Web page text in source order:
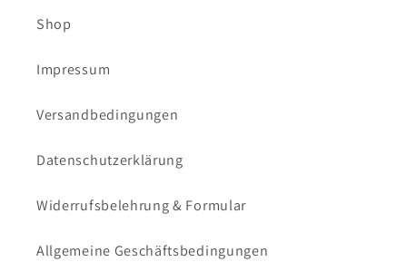
Shop
Impressum
Versandbedingungen
Datenschutzerklärung
Widerrufsbelehrung & Formular
Allgemeine Geschäftsbedingungen